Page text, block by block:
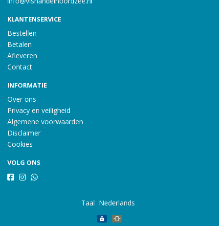
KLANTENSERVICE
Bestellen
Betalen
Afleveren
Contact
INFORMATIE
Over ons
Privacy en veiligheid
Algemene voorwaarden
Disclaimer
Cookies
VOLG ONS
Taal